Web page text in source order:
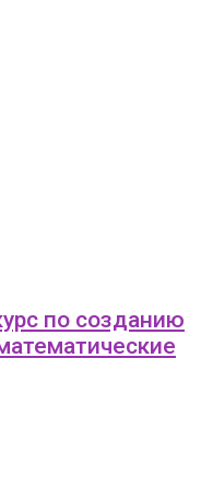
по созданию